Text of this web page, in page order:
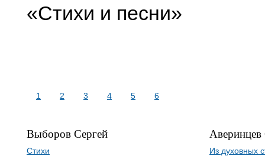
«Стихи и песни»
1 2 3 4 5 6
Выборов Сергей
Стихи
Аверинцев
Из духовных